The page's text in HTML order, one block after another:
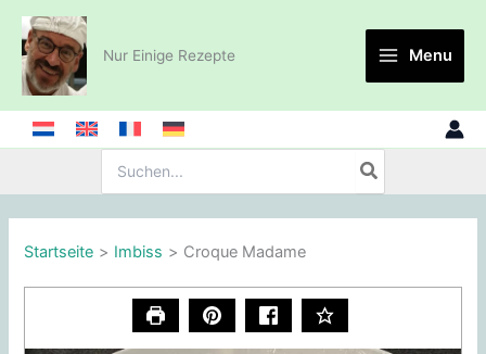
Zum
Inhalt
springen
Nur Einige Rezepte Menu
nach:
Startseite Imbiss Croque Madame